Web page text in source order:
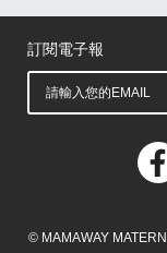
馬來西亞
購物常見問題
退換貨問題
儲值金使用條款
購買儲值金
發票問題
會員權益
線上留言
吸乳器-免費體驗
訂閱電子報
© MAMAWAY